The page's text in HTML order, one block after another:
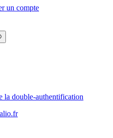
un compte
la double-authentification